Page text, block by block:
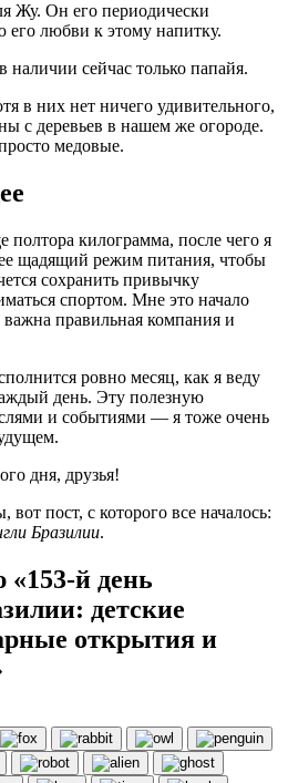
Жу. Он его периодически
его любви к этому напитку.
наличии сейчас только папайя.
в них нет ничего удивительного,
с деревьев в нашем же огороде.
медовые.
полтора килограмма, после чего я
щадящий режим питания, чтобы
сохранить привычку
спортом. Мне это начало
важна правильная компания и
ровно месяц, как я веду
день. Эту полезную
и событиями — я тоже очень
дня, друзья!
пост, с которого все началось:
Бразилии.
«153-й день
детские
открытия и